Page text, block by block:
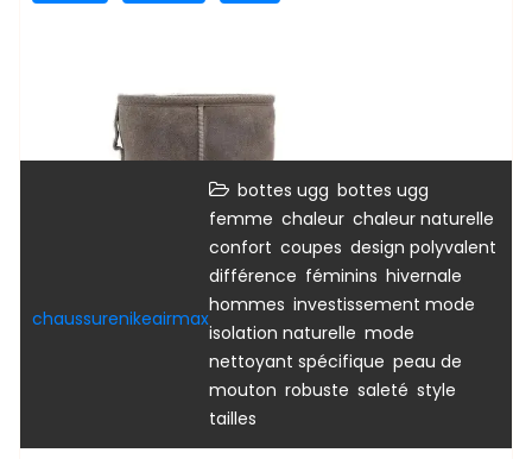
chaussurenikeairmax
bottes ugg bottes ugg
femme chaleur chaleur naturelle
confort coupes design polyvalent
différence féminins hivernale
hommes investissement mode
isolation naturelle mode
nettoyant spécifique peau de
mouton robuste saleté style
tailles